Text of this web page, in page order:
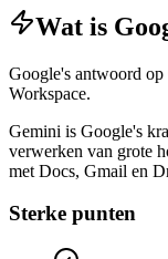
Wat is
Google's antwoord
Workspace.
Gemini is Google's
verwerken van grote
met Docs, Gmail en
Sterke punten